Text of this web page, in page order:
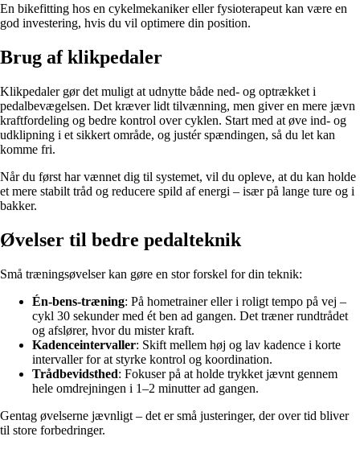
En bikefitting hos en cykelmekaniker eller fysioterapeut kan være en
god investering, hvis du vil optimere din position.
Brug af klikpedaler
Klikpedaler gør det muligt at udnytte både ned- og optrækket i
pedalbevægelsen. Det kræver lidt tilvænning, men giver en mere jævn
kraftfordeling og bedre kontrol over cyklen. Start med at øve ind- og
udklipning i et sikkert område, og justér spændingen, så du let kan
komme fri.
Når du først har vænnet dig til systemet, vil du opleve, at du kan holde
et mere stabilt tråd og reducere spild af energi – især på lange ture og i
bakker.
Øvelser til bedre pedalteknik
Små træningsøvelser kan gøre en stor forskel for din teknik:
Én-bens-træning: På hometrainer eller i roligt tempo på vej –
cykl 30 sekunder med ét ben ad gangen. Det træner rundtrådet
og afslører, hvor du mister kraft.
Kadenceintervaller: Skift mellem høj og lav kadence i korte
intervaller for at styrke kontrol og koordination.
Trådbevidsthed: Fokuser på at holde trykket jævnt gennem
hele omdrejningen i 1–2 minutter ad gangen.
Gentag øvelserne jævnligt – det er små justeringer, der over tid bliver
til store forbedringer.